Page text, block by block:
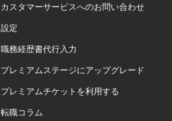
カスタマーサービスへのお問い合わせ
設定
職務経歴書代行入力
プレミアムステージにアップグレード
プレミアムチケットを利用する
転職コラム